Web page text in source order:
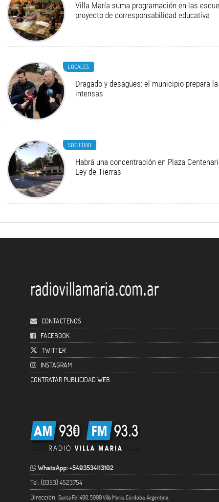
Villa María suma programación en las
proyecto de corresponsabilidad educativa
LOCALES
Dragado y desagües: el municipio prepara
intensas
SOCIEDAD
Habrá una concentración en Plaza
Ley de Tierras
CONTACTENOS
FACEBOOK
TWITTER
INSTAGRAM
CONTRATAR PUBLICIDAD WEB
WhatsApp: +5493534113102
Tel: (0353) 4523754
Dirección: Santa Fe 1490. 5900 Villa María, Córdoba, Argentina.